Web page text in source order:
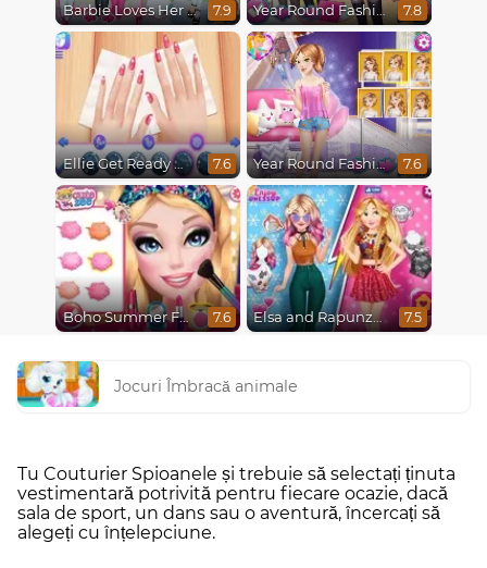
Barbie Loves Her Job 7.9 Year Round Fashionista Rapunzel 7.8
Ellie Get Ready With Me 2 7.6 Year Round Fashionista Belle 7.6
Boho Summer Festival Besties 7.6 Elsa and Rapunzel Princess Rivalry 7.5
Jocuri Îmbracă animale
Tu Couturier Spioanele și trebuie să selectați ținuta
vestimentară potrivită pentru fiecare ocazie, dacă
sala de sport, un dans sau o aventură, încercați să
alegeți cu înțelepciune.